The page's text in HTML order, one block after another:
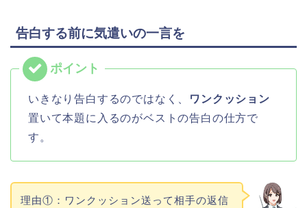
告白する前に気遣いの一言を
いきなり告白するのではなく、
ワンクッション
置いて本題に入るのがベストの告白の仕方で
す。
理由①：ワンクッション送って相手の返信